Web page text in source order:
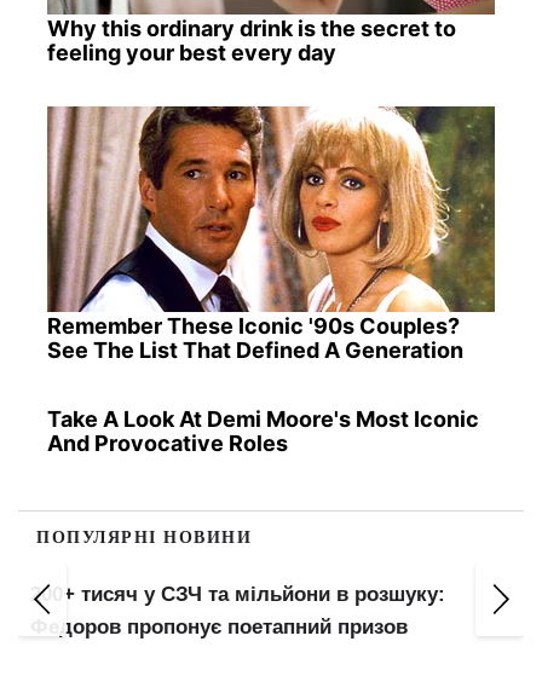
Why this ordinary drink is the secret to
feeling your best every day
Remember These Iconic '90s Couples?
See The List That Defined A Generation
Take A Look At Demi Moore's Most Iconic
And Provocative Roles
ПОПУЛЯРНІ НОВИНИ
200+ тисяч у СЗЧ та мільйони в розшуку:
Федоров пропонує поетапний призов